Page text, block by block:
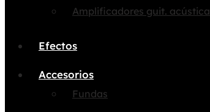
Amplificadores guit. acústica
Efectos
Accesorios
Fundas